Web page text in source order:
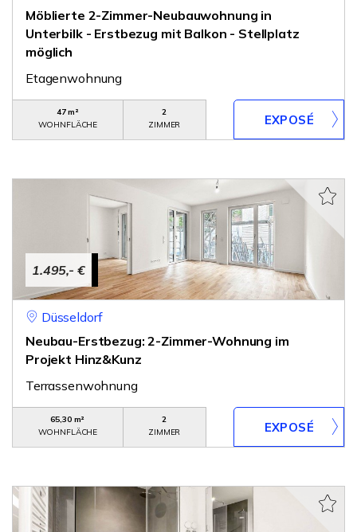
Möblierte 2-Zimmer-Neubauwohnung in
Unterbilk - Erstbezug mit Balkon - Stellplatz
möglich
Etagenwohnung
47 m²
WOHNFLÄCHE
2
ZIMMER
1.495,- €
Düsseldorf
Neubau-Erstbezug: 2-Zimmer-Wohnung im
Projekt Hinz&Kunz
Terrassenwohnung
65,30 m²
WOHNFLÄCHE
2
ZIMMER